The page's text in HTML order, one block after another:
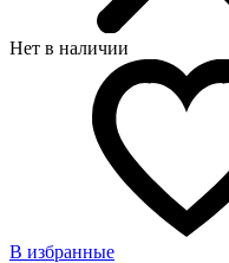
Нет в наличии
В избранные